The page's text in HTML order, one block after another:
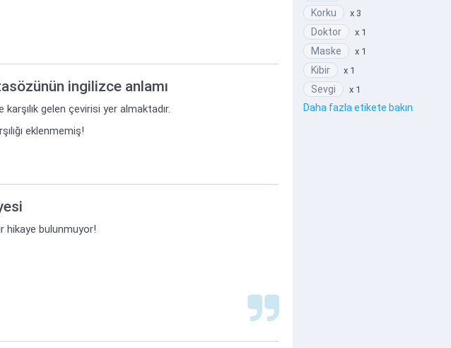
ingilizce anlamı
gelen çevirisi yer almaktadır.
eklenmemiş!
hikaye bulunmuyor!
Korku x 3
Doktor x 1
Maske x 1
Kibir x 1
Sevgi x 1
Daha fazla etikete bakın